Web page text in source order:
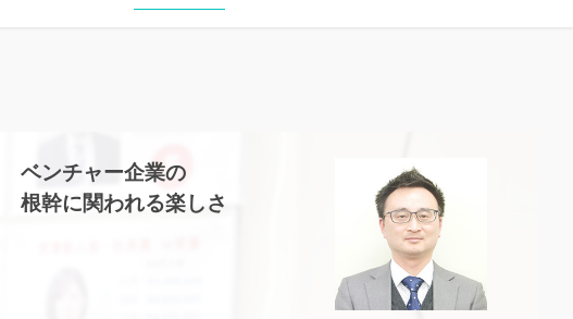
ベンチャー企業の
根幹に関われる楽しさ